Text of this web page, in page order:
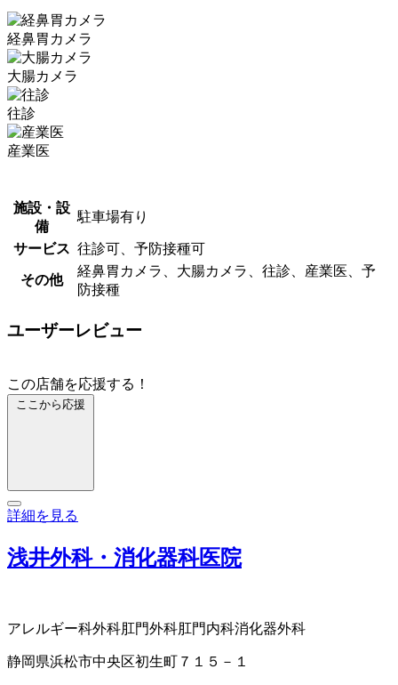
経鼻胃カメラ
大腸カメラ
往診
産業医
施設・設
備
駐車場有り
サービス 往診可、予防接種可
その他
経鼻胃カメラ、大腸カメラ、往診、産業医、予
防接種
ユーザーレビュー
この店舗を応援する！
ここから応援
詳細を見る
浅井外科・消化器科医院
アレルギー科外科肛門外科肛門内科消化器外科
静岡県浜松市中央区初生町７１５－１